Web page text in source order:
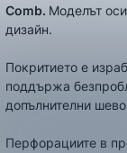
Comb. Моделът
дизайн.
Покритието е
поддържа
допълнителни
Перфорациите в